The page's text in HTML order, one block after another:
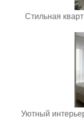
Стильная
Уютный